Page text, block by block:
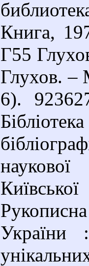
Книга,
Г55
Глухов. –
6).
України